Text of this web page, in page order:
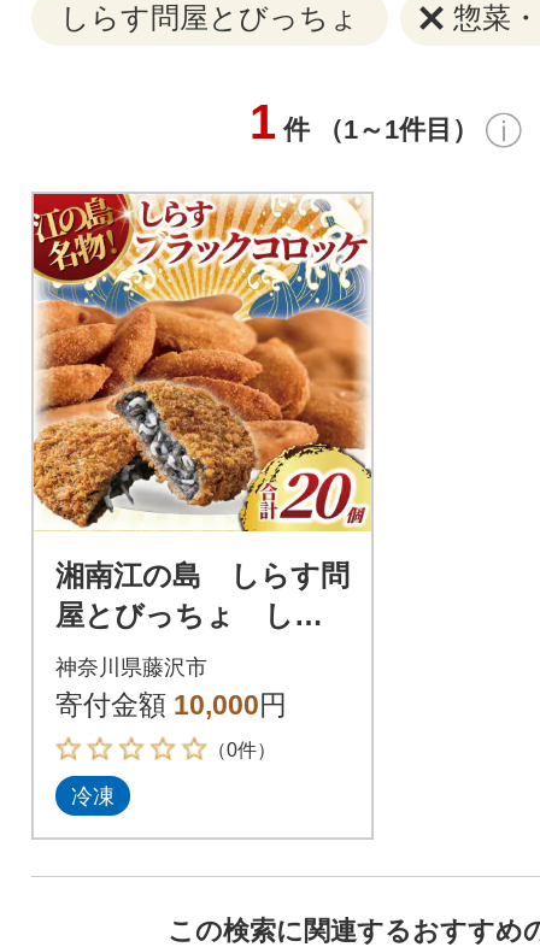
しらす問屋とびっちょ 惣菜
1 件 （1～1件目）
湘南江の島 しらす問
屋とびっちょ しら
すブラックコロッケ2
0個
神奈川県藤沢市
寄付金額 10,000円
（0件）
冷凍
この検索に関連するおすすめ